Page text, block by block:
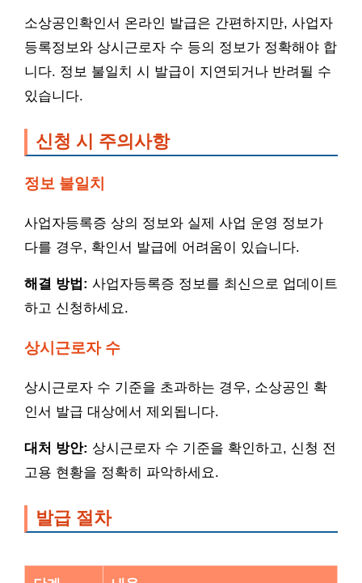
소상공인확인서 온라인 발급은 간편하지만, 사업자
등록정보와 상시근로자 수 등의 정보가 정확해야 합
니다. 정보 불일치 시 발급이 지연되거나 반려될 수
있습니다.
신청 시 주의사항
정보 불일치
사업자등록증 상의 정보와 실제 사업 운영 정보가
다를 경우, 확인서 발급에 어려움이 있습니다.
해결 방법: 사업자등록증 정보를 최신으로 업데이트
하고 신청하세요.
상시근로자 수
상시근로자 수 기준을 초과하는 경우, 소상공인 확
인서 발급 대상에서 제외됩니다.
대처 방안: 상시근로자 수 기준을 확인하고, 신청 전
고용 현황을 정확히 파악하세요.
발급 절차